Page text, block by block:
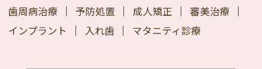
歯周病治療
予防処置 成人矯正
審美治療
インプラント
入れ歯 マタニティ診療